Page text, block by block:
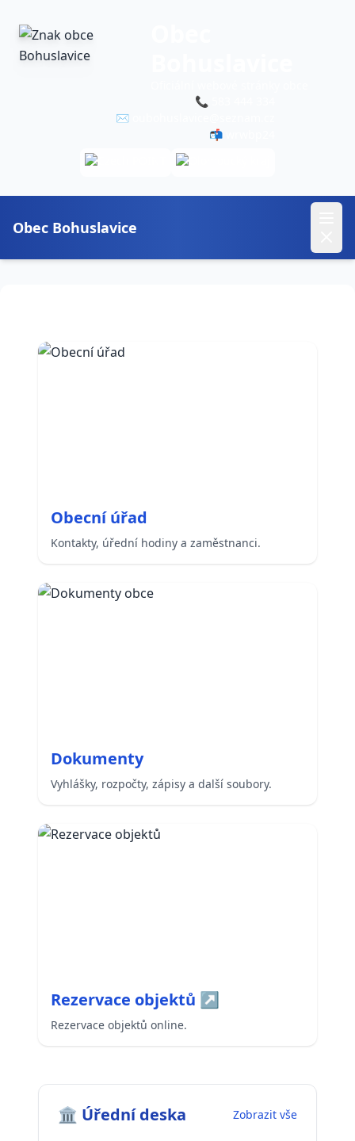
📞
✉️
📬 wrwbp24
Obec Bohuslavice
Obecní úřad
Kontakty, úřední hodiny a zaměstnanci.
Dokumenty
Vyhlášky, rozpočty, zápisy a další soubory.
Rezervace objektů ↗
Rezervace objektů online.
🏛️ Úřední deska Zobrazit vše